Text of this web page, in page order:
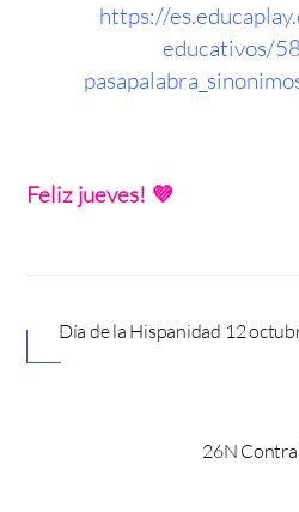
https://
educativos/
Feliz jueves! 💜
Día de la Hispanidad 12
26N Contra